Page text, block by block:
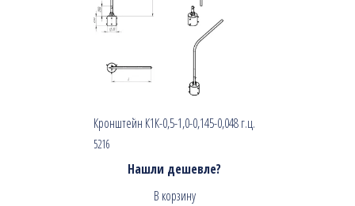
Кронштейн К1К-0,5-1,0-0,145-0,048 г.ц.
5216
Нашли дешевле?
В корзину